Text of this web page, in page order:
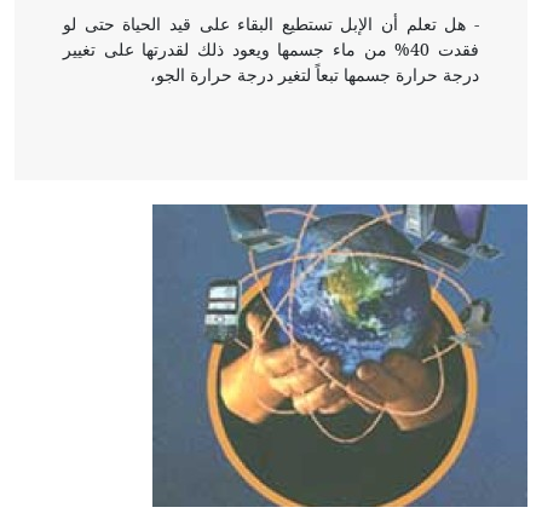
- هل تعلم أن الإبل تستطيع البقاء على قيد الحياة حتى لو
فقدت 40% من ماء جسمها ويعود ذلك لقدرتها على تغيير
درجة حرارة جسمها تبعاً لتغير درجة حرارة الجو،
- هل تعلم أن أبقراط كتب في الطب أربعة مؤلفات هي:
الحكم، الأدلة، تنظيم التغذية، ورسالته في جروح الرأس.
ويعود له الفضل بأنه حرر الطب من الدين والفلسفة.
- هل تعلم أن المرجان إفراز حيواني يتكون في البحر ويتركب
من مادة كربونات الكلسيوم، وهو أحمر أو شديد الحمرة وهو
أجود أنواعه، ويمتاز بكبر الحجم ويسمى الش